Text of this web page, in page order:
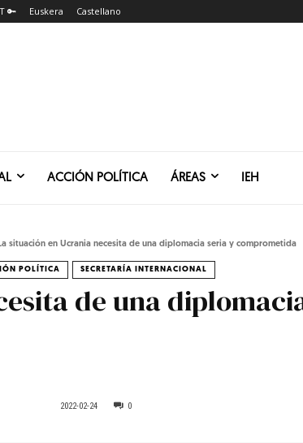
🔑 Euskera Castellano
ACCIÓN POLÍTICA ÁREAS IEH
La situación en Ucrania necesita de una diplomacia seria y comprometida
POLÍTICA SECRETARÍA INTERNACIONAL
de una
2022-02-24 0